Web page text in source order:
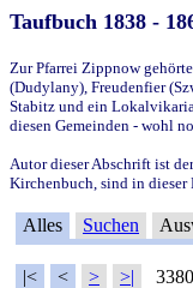
Taufbuch 1838 -
Zur Pfarrei Zippnow
(Dudylany), Freudenfier
Stabitz und ein
diesen Gemeinden - wohl
Autor dieser Abschrift ist
Kirchenbuch, sind in dieser
Alles Suchen
|< < > >|